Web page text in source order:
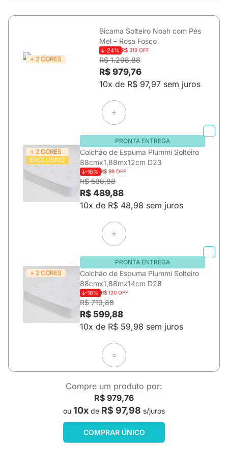
+ 2 CORES
Bicama Solteiro Noah com Pés
Mel – Rosa Fosco
-24% R$ 319 OFF
R$ 1.298,88
R$ 979,76
10x de R$ 97,97 sem juros
+ 2 CORES
EXCLUSIVO
PRONTA ENTREGA
Colchão de Espuma Plummi Solteiro
88cmx1,88mx12cm D23
-16% R$ 99 OFF
R$ 588,88
R$ 489,88
10x de R$ 48,98 sem juros
+ 2 CORES
PRONTA ENTREGA
Colchão de Espuma Plummi Solteiro
88cmx1,88mx14cm D28
-16% R$ 120 OFF
R$ 719,88
R$ 599,88
10x de R$ 59,98 sem juros
=
Compre um produto por:
R$ 979,76
ou 10x de R$ 97,98 s/juros
COMPRAR ÚNICO